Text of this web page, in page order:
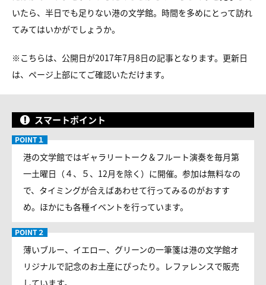
いたら、半日でも足りない港の文学館。時間を多めにとって訪れ
てみてはいかがでしょうか。
※こちらは、公開日が2017年7月8日の記事となります。更新日
は、ページ上部にてご確認いただけます。
スマートポイント
港の文学館ではギャラリートーク＆フルート演奏を毎月第
一土曜日（４、５、12月を除く）に開催。参加は無料なの
で、タイミングが合えばあわせて行ってみるのがおすす
め。ほかにも各種イベントを行っています。
薄いブルー、イエロー、グリーンの一筆箋は港の文学館オ
リジナルで記念のお土産にぴったり。レファレンスで販売
しています。